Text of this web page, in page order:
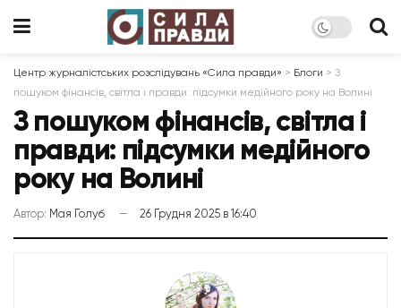
Центр журналістських розслідувань «Сила правди» > Блоги > З
пошуком фінансів, світла і правди: підсумки медійного року на Волині
З пошуком фінансів, світла і
правди: підсумки медійного
року на Волині
Автор: Мая Голуб 26 Грудня 2025 в 16:40